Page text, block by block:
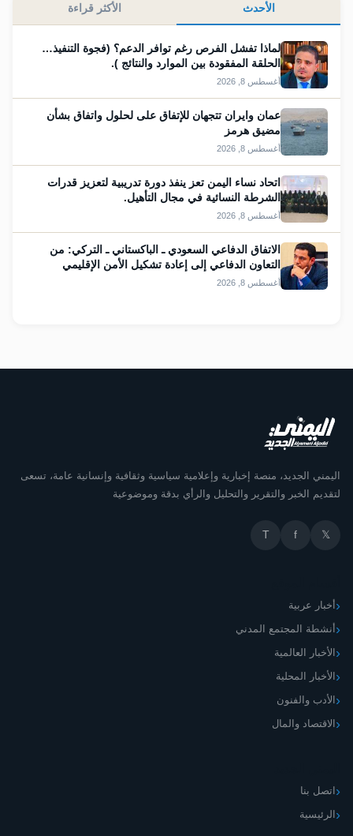
الأحدث الأكثر قراءة
لماذا تفشل الفرص رغم توافر الدعم؟ (فجوة التنفيذ…
الحلقة المفقودة بين الموارد والنتائج ).
أغسطس 8, 2026
عمان وايران تتجهان للإتفاق على لحلول واتفاق بشأن
مضيق هرمز
أغسطس 8, 2026
اتحاد نساء اليمن تعز ينفذ دورة تدريبية لتعزيز قدرات
الشرطة النسائية في مجال التأهيل.
أغسطس 8, 2026
الاتفاق الدفاعي السعودي ـ الباكستاني ـ التركي: من
التعاون الدفاعي إلى إعادة تشكيل الأمن الإقليمي
أغسطس 8, 2026
اليمني الجديد، منصة إخبارية وإعلامية سياسية وثقافية وإنسانية عامة، تسعى
لتقديم الخبر والتقرير والتحليل والرأي بدقة وموضوعية
𝕏
f
T
أخبار عربية
أنشطة المجتمع المدني
الأخبار العالمية
الأخبار المحلية
الأدب والفنون
الاقتصاد والمال
اتصل بنا
الرئيسية